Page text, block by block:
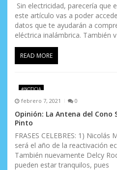
Sin electricidad, parecería que
este artículo vas a poder
datos que te ayudarán a
eléctrica inalámbrica. También v
READ MORE
#NOTICIA
febrero 7, 2021 0
Opinión: La Antena del Cono
Pinto
FRASES CELEBRES: 1)
será el año de la reactivación
También nuevamente Delcy
pueden estar tranquilos, pues